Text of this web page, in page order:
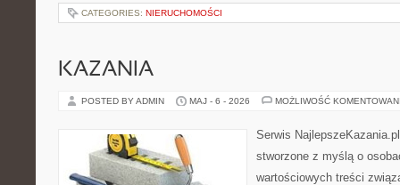
CATEGORIES: NIERUCHOMOŚCI
KAZANIA
POSTED BY ADMIN MAJ - 6 - 2026 MOŻLIWOŚĆ
Serwis
stworzone z myślą o
wartościowych treści